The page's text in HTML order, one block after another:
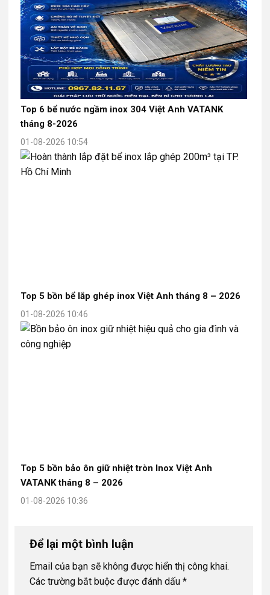
Top 6 bể nước ngầm inox 304 Việt Anh VATANK
tháng 8-2026
01-08-2026 10:54
Top 5 bồn bể lắp ghép inox Việt Anh tháng 8 – 2026
01-08-2026 10:46
Top 5 bồn bảo ôn giữ nhiệt tròn Inox Việt Anh
VATANK tháng 8 – 2026
01-08-2026 10:36
Để lại một bình luận
Email của bạn sẽ không được hiển thị công khai.
Các trường bắt buộc được đánh dấu *